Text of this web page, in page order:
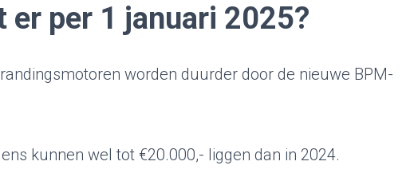
er per 1 januari 2025?
worden duurder door de nieuwe BPM-
kunnen wel tot €20.000,- liggen dan in 2024.